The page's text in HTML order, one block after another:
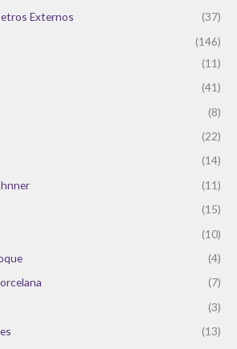
Externos
(37)
(146)
(11)
(41)
(8)
(22)
(14)
(11)
(15)
(10)
(4)
(7)
(3)
(13)